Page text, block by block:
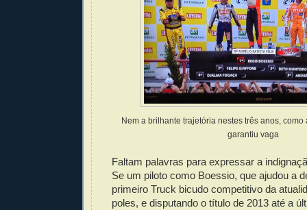
Nem a brilhante trajetória nestes três anos, como
garantiu vaga
Faltam palavras para expressar a
Se um piloto como Boessio, que ajudou a
primeiro Truck bicudo competitivo da
poles, e disputando o título de 2013 até a